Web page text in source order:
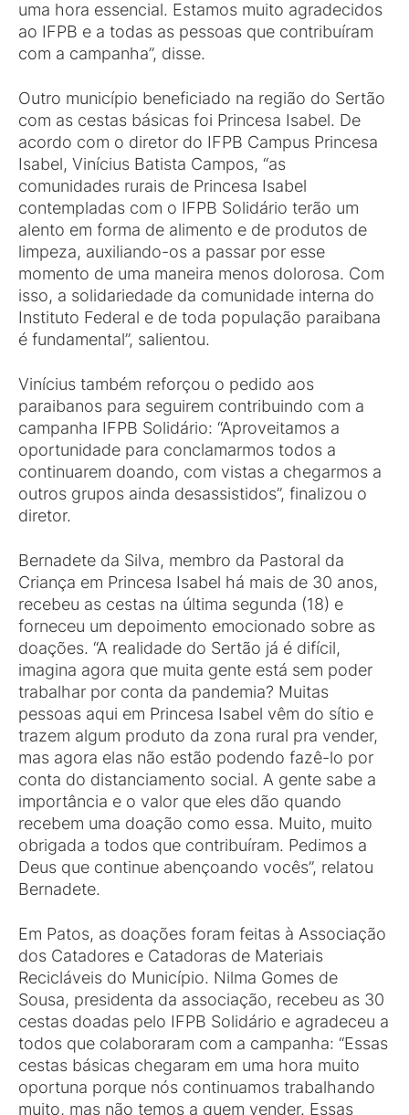
uma hora essencial. Estamos muito agradecidos
ao IFPB e a todas as pessoas que contribuíram
com a campanha”, disse.
Outro município beneficiado na região do Sertão
com as cestas básicas foi Princesa Isabel. De
acordo com o diretor do IFPB Campus Princesa
Isabel, Vinícius Batista Campos, “as
comunidades rurais de Princesa Isabel
contempladas com o IFPB Solidário terão um
alento em forma de alimento e de produtos de
limpeza, auxiliando-os a passar por esse
momento de uma maneira menos dolorosa. Com
isso, a solidariedade da comunidade interna do
Instituto Federal e de toda população paraibana
é fundamental”, salientou.
Vinícius também reforçou o pedido aos
paraibanos para seguirem contribuindo com a
campanha IFPB Solidário: “Aproveitamos a
oportunidade para conclamarmos todos a
continuarem doando, com vistas a chegarmos a
outros grupos ainda desassistidos”, finalizou o
diretor.
Bernadete da Silva, membro da Pastoral da
Criança em Princesa Isabel há mais de 30 anos,
recebeu as cestas na última segunda (18) e
forneceu um depoimento emocionado sobre as
doações. “A realidade do Sertão já é difícil,
imagina agora que muita gente está sem poder
trabalhar por conta da pandemia? Muitas
pessoas aqui em Princesa Isabel vêm do sítio e
trazem algum produto da zona rural pra vender,
mas agora elas não estão podendo fazê-lo por
conta do distanciamento social. A gente sabe a
importância e o valor que eles dão quando
recebem uma doação como essa. Muito, muito
obrigada a todos que contribuíram. Pedimos a
Deus que continue abençoando vocês”, relatou
Bernadete.
Em Patos, as doações foram feitas à Associação
dos Catadores e Catadoras de Materiais
Recicláveis do Município. Nilma Gomes de
Sousa, presidenta da associação, recebeu as 30
cestas doadas pelo IFPB Solidário e agradeceu a
todos que colaboraram com a campanha: “Essas
cestas básicas chegaram em uma hora muito
oportuna porque nós continuamos trabalhando
muito, mas não temos a quem vender. Essas